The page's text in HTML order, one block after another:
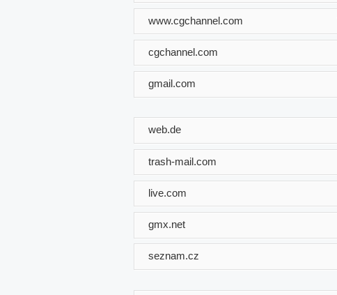
www.cgchannel.com
cgchannel.com
gmail.com
web.de
trash-mail.com
live.com
gmx.net
seznam.cz